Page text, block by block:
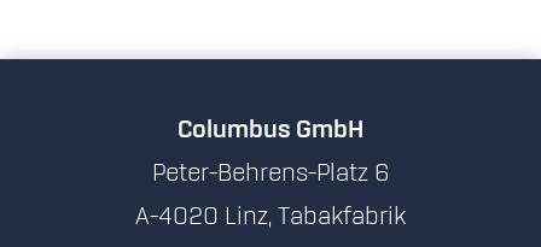
Columbus GmbH
Peter-Behrens-Platz 6
A-4020 Linz, Tabakfabrik